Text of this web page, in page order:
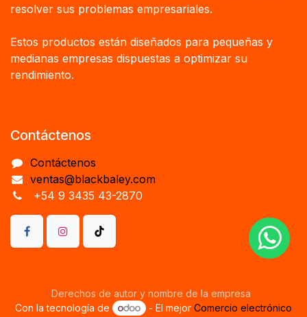
resolver sus problemas empresariales.
Estos productos están diseñados para pequeñas y
medianas empresas dispuestas a optimizar su
rendimiento.
Contáctenos
Contáctenos
ventas@blackbaley.com
+54 9 3435 43-2870
Derechos de autor y nombre de la empresa
Con la tecnología de
- El mejor Comercio electrónico